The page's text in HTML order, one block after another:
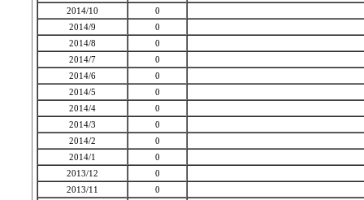
2014/10
0
2014/9
0
2014/8
0
2014/7
0
2014/6
0
2014/5
0
2014/4
0
2014/3
0
2014/2
0
2014/1
0
2013/12
0
2013/11
0